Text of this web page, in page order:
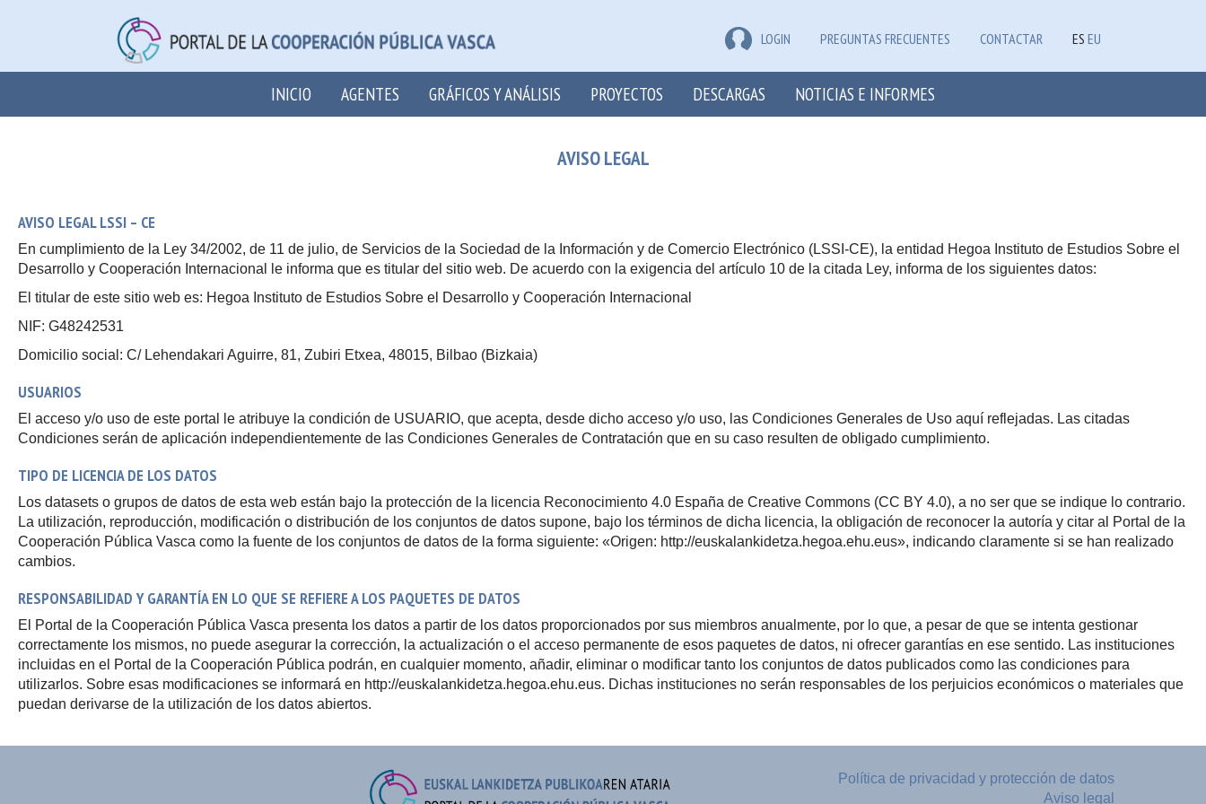
LOGIN PREGUNTAS FRECUENTES CONTACTAR ES EU
INICIO AGENTES GRÁFICOS Y ANÁLISIS PROYECTOS DESCARGAS NOTICIAS E INFORMES
AVISO LEGAL
AVISO LEGAL LSSI – CE
En cumplimiento de la Ley 34/2002, de 11 de julio, de Servicios de la Sociedad de la Información y de Comercio Electrónico (LSSI-CE), la entidad Hegoa Instituto de Estudios Sobre el
Desarrollo y Cooperación Internacional le informa que es titular del sitio web. De acuerdo con la exigencia del artículo 10 de la citada Ley, informa de los siguientes datos:
El titular de este sitio web es: Hegoa Instituto de Estudios Sobre el Desarrollo y Cooperación Internacional
NIF: G48242531
Domicilio social: C/ Lehendakari Aguirre, 81, Zubiri Etxea, 48015, Bilbao (Bizkaia)
USUARIOS
El acceso y/o uso de este portal le atribuye la condición de USUARIO, que acepta, desde dicho acceso y/o uso, las Condiciones Generales de Uso aquí reflejadas. Las citadas
Condiciones serán de aplicación independientemente de las Condiciones Generales de Contratación que en su caso resulten de obligado cumplimiento.
TIPO DE LICENCIA DE LOS DATOS
Los datasets o grupos de datos de esta web están bajo la protección de la licencia Reconocimiento 4.0 España de Creative Commons (CC BY 4.0), a no ser que se indique lo contrario.
La utilización, reproducción, modificación o distribución de los conjuntos de datos supone, bajo los términos de dicha licencia, la obligación de reconocer la autoría y citar al Portal de la
Cooperación Pública Vasca como la fuente de los conjuntos de datos de la forma siguiente: «Origen: http://euskalankidetza.hegoa.ehu.eus», indicando claramente si se han realizado
cambios.
RESPONSABILIDAD Y GARANTÍA EN LO QUE SE REFIERE A LOS PAQUETES DE DATOS
El Portal de la Cooperación Pública Vasca presenta los datos a partir de los datos proporcionados por sus miembros anualmente, por lo que, a pesar de que se intenta gestionar
correctamente los mismos, no puede asegurar la corrección, la actualización o el acceso permanente de esos paquetes de datos, ni ofrecer garantías en ese sentido. Las instituciones
incluidas en el Portal de la Cooperación Pública podrán, en cualquier momento, añadir, eliminar o modificar tanto los conjuntos de datos publicados como las condiciones para
utilizarlos. Sobre esas modificaciones se informará en http://euskalankidetza.hegoa.ehu.eus. Dichas instituciones no serán responsables de los perjuicios económicos o materiales que
puedan derivarse de la utilización de los datos abiertos.
Política de privacidad y protección de datos
Aviso legal